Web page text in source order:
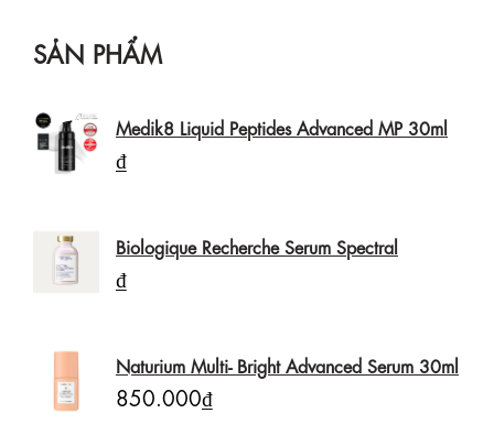
SẢN PHẨM
Medik8 Liquid Peptides Advanced MP 30ml
₫
Biologique Recherche Serum Spectral
₫
Naturium Multi- Bright Advanced Serum 30ml
850.000₫